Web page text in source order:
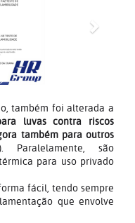
também foi alterada a
luvas contra riscos
também para outros
. Paralelamente, são
para uso privado
fácil, tendo sempre
que envolve